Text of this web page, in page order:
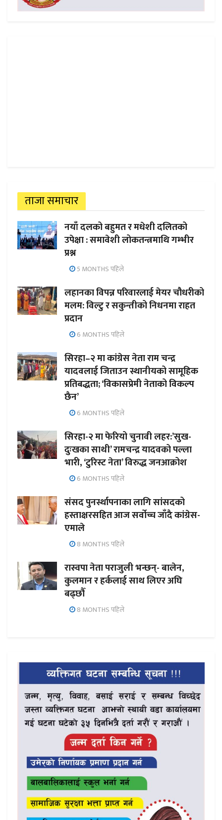
ताजा समाचार
नयाँ दलको बहुमत र मधेशी दलितको
उपेक्षा : समावेशी लोकतन्त्रमाथि गम्भीर
प्रश्न
5 MONTHS पहिले
लहानका विपन्न परिवारलाई मेयर चौधरीको
मलम: विल्टु र सकुन्तीको निधनमा राहत
प्रदान
6 MONTHS पहिले
सिरहा–२ मा कांग्रेस नेता राम चन्द्र
यादवलाई जिताउन स्थानीयको सामूहिक
प्रतिबद्धता; ‘विकासप्रेमी नेताको विकल्प
छैन’
6 MONTHS पहिले
सिरहा-२ मा फेरियो चुनावी लहर:’सुख-
दुःखका साथी’ रामचन्द्र यादवको पल्ला
भारी, ‘टुरिस्ट नेता’ विरुद्ध जनआक्रोश
6 MONTHS पहिले
संसद पुनर्स्थापनाका लागि सांसदको
हस्ताक्षरसहित आज सर्वोच्च जाँदै कांग्रेस-
एमाले
8 MONTHS पहिले
रास्वपा नेता पराजुली भन्छन्- बालेन,
कुलमान र हर्कलाई साथ लिएर अघि
बढ्छौँ
8 MONTHS पहिले